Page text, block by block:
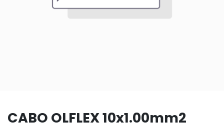
CABO OLFLEX 10x1.00mm2